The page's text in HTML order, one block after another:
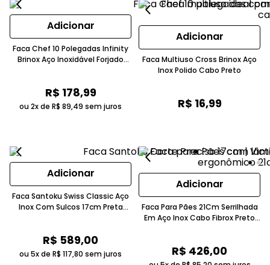
Adicionar
Faca Chef 10 Polegadas Infinity
Brinox Aço Inoxidável Forjado
R$ 178,99
ou 2x de R$ 89,49 sem juros
Adicionar
Faca Multiuso Cross Brinox Aço
Inox Polido Cabo Preto
R$ 16,99
Adicionar
Faca Santoku Swiss Classic Aço
Inox Com Sulcos 17cm Preta
R$ 589,00
ou 5x de R$ 117,80 sem juros
Adicionar
Faca Para Pães 21Cm Serrilhada
Em Aço Inox Cabo Fibrox Preto
R$ 426,00